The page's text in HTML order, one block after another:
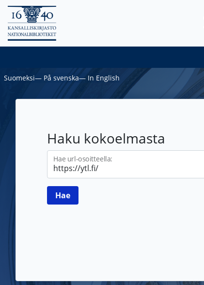
Suomeksi― På svenska― In English
Haku kokoelmasta
Hae url-osoitteella: